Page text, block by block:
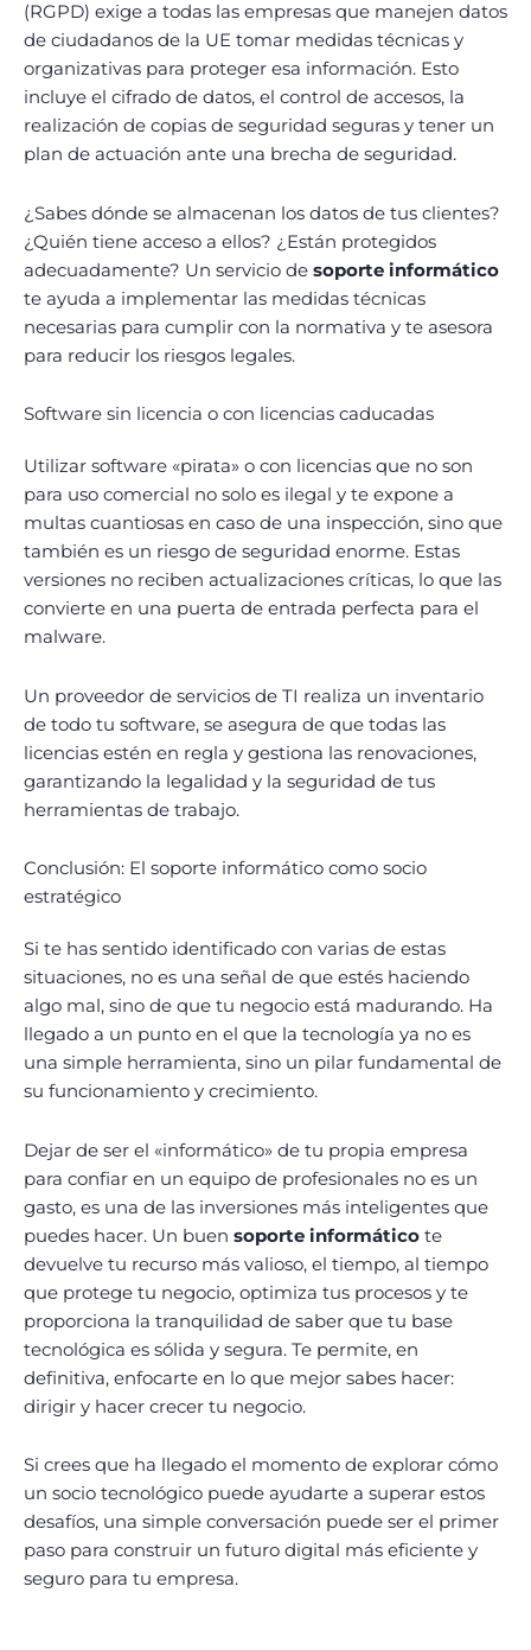
(RGPD) exige a todas las empresas que manejen datos
de ciudadanos de la UE tomar medidas técnicas y
organizativas para proteger esa información. Esto
incluye el cifrado de datos, el control de accesos, la
realización de copias de seguridad seguras y tener un
plan de actuación ante una brecha de seguridad.
¿Sabes dónde se almacenan los datos de tus clientes?
¿Quién tiene acceso a ellos? ¿Están protegidos
adecuadamente? Un servicio de soporte informático
te ayuda a implementar las medidas técnicas
necesarias para cumplir con la normativa y te asesora
para reducir los riesgos legales.
Software sin licencia o con licencias caducadas
Utilizar software «pirata» o con licencias que no son
para uso comercial no solo es ilegal y te expone a
multas cuantiosas en caso de una inspección, sino que
también es un riesgo de seguridad enorme. Estas
versiones no reciben actualizaciones críticas, lo que las
convierte en una puerta de entrada perfecta para el
malware.
Un proveedor de servicios de TI realiza un inventario
de todo tu software, se asegura de que todas las
licencias estén en regla y gestiona las renovaciones,
garantizando la legalidad y la seguridad de tus
herramientas de trabajo.
Conclusión: El soporte informático como socio
estratégico
Si te has sentido identificado con varias de estas
situaciones, no es una señal de que estés haciendo
algo mal, sino de que tu negocio está madurando. Ha
llegado a un punto en el que la tecnología ya no es
una simple herramienta, sino un pilar fundamental de
su funcionamiento y crecimiento.
Dejar de ser el «informático» de tu propia empresa
para confiar en un equipo de profesionales no es un
gasto, es una de las inversiones más inteligentes que
puedes hacer. Un buen soporte informático te
devuelve tu recurso más valioso, el tiempo, al tiempo
que protege tu negocio, optimiza tus procesos y te
proporciona la tranquilidad de saber que tu base
tecnológica es sólida y segura. Te permite, en
definitiva, enfocarte en lo que mejor sabes hacer:
dirigir y hacer crecer tu negocio.
Si crees que ha llegado el momento de explorar cómo
un socio tecnológico puede ayudarte a superar estos
desafíos, una simple conversación puede ser el primer
paso para construir un futuro digital más eficiente y
seguro para tu empresa.